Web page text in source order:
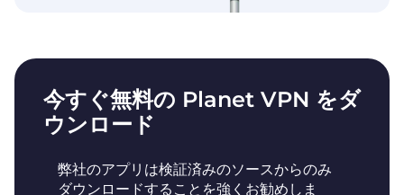
今すぐ無料の Planet VPN をダ
ウンロード
弊社のアプリは検証済みのソースからのみ
ダウンロードすることを強くお勧めしま